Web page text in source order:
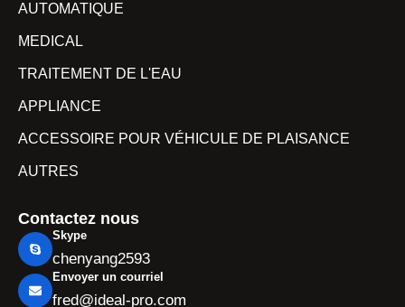
AUTOMATIQUE
MEDICAL
TRAITEMENT DE L'EAU
APPLIANCE
ACCESSOIRE POUR VÉHICULE DE PLAISANCE
AUTRES
Contactez nous
Skype
chenyang2593
Envoyer un courriel
fred@ideal-pro.com